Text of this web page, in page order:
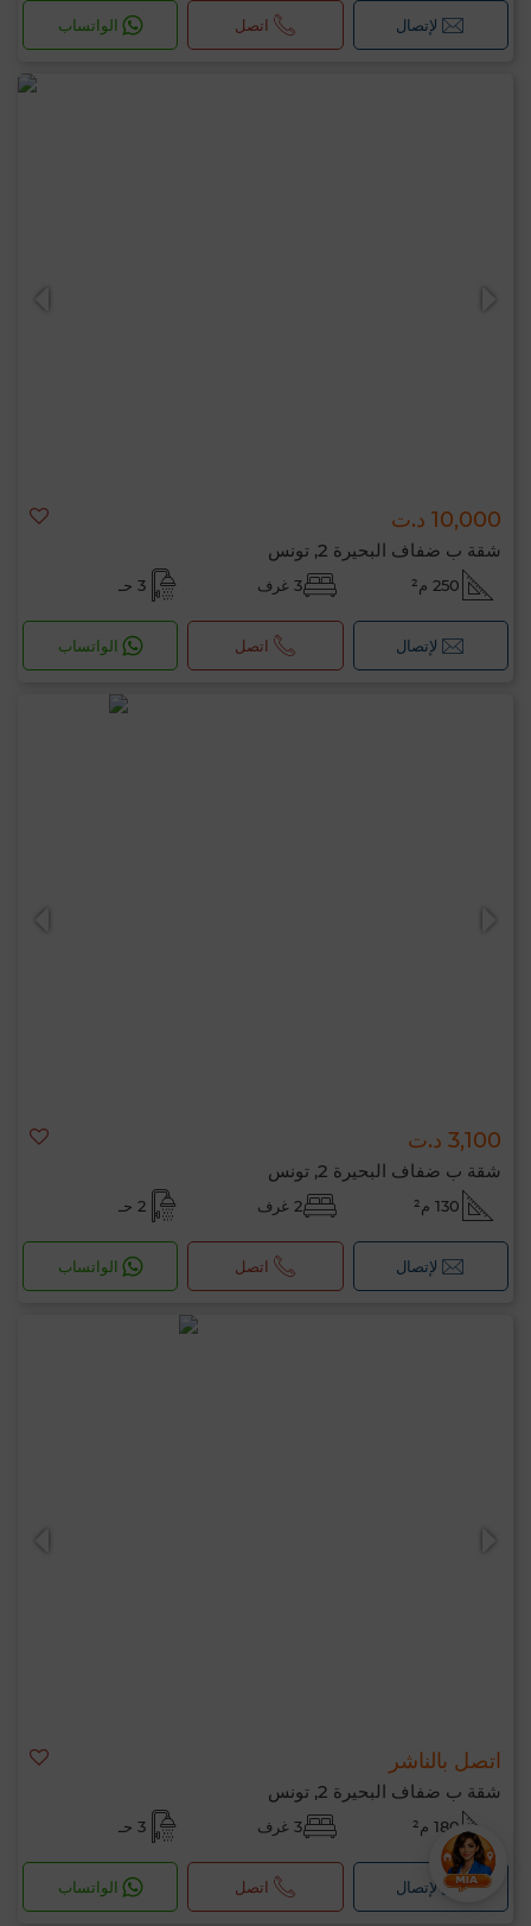
لإتصال اتصل الواتساب
10,000 د.ت
شقة ب ضفاف البحيرة 2, تونس
250 م² 3 غرف 3 حـ
لإتصال اتصل الواتساب
3,100 د.ت
شقة ب ضفاف البحيرة 2, تونس
130 م² 2 غرف 2 حـ
لإتصال اتصل الواتساب
اتصل بالناشر
شقة ب ضفاف البحيرة 2, تونس
180 م² 3 غرف 3 حـ
لإتصال اتصل الواتساب